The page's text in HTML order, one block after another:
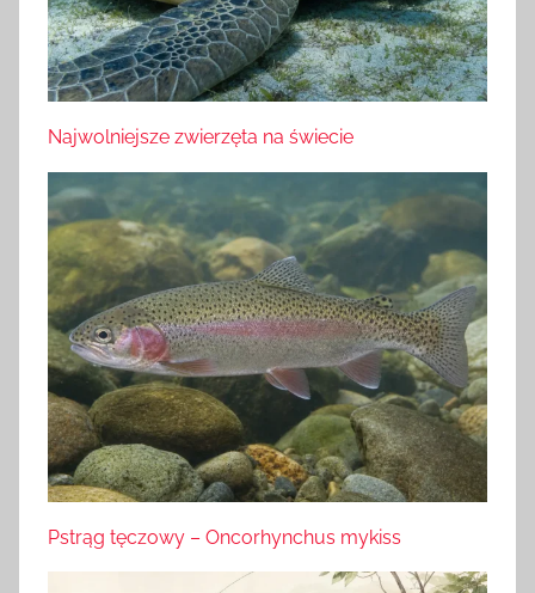
Najwolniejsze zwierzęta na świecie
Pstrąg tęczowy – Oncorhynchus mykiss